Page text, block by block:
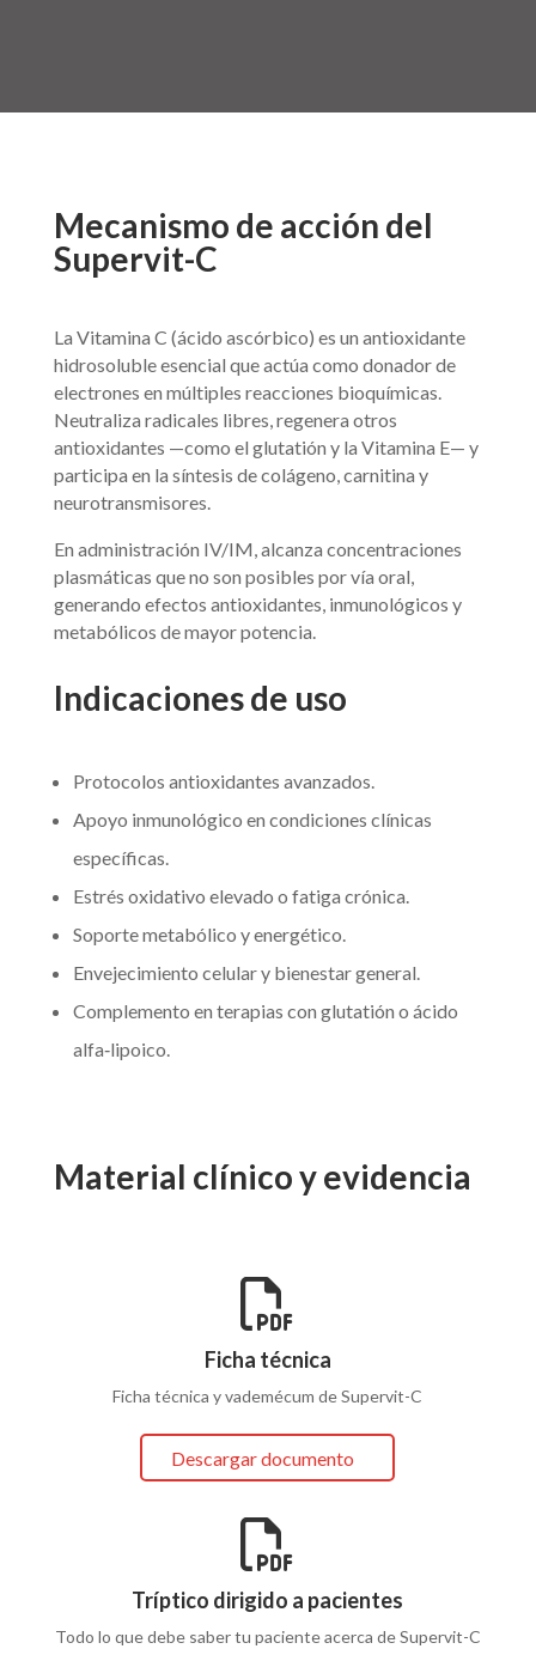
Mecanismo de acción del
Supervit-C
La Vitamina C (ácido ascórbico) es un antioxidante
hidrosoluble esencial que actúa como donador de
electrones en múltiples reacciones bioquímicas.
Neutraliza radicales libres, regenera otros
antioxidantes —como el glutatión y la Vitamina E— y
participa en la síntesis de colágeno, carnitina y
neurotransmisores.
En administración IV/IM, alcanza concentraciones
plasmáticas que no son posibles por vía oral,
generando efectos antioxidantes, inmunológicos y
metabólicos de mayor potencia.
Indicaciones de uso
Protocolos antioxidantes avanzados.
Apoyo inmunológico en condiciones clínicas
específicas.
Estrés oxidativo elevado o fatiga crónica.
Soporte metabólico y energético.
Envejecimiento celular y bienestar general.
Complemento en terapias con glutatión o ácido
alfa‑lipoico.
Material clínico y evidencia

Ficha técnica
Ficha técnica y vademécum de Supervit-C
Descargar documento

Tríptico dirigido a pacientes
Todo lo que debe saber tu paciente acerca de Supervit-C